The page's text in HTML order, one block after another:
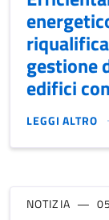
gestione
edifici
LEGGI ALTRO
NOTIZIA